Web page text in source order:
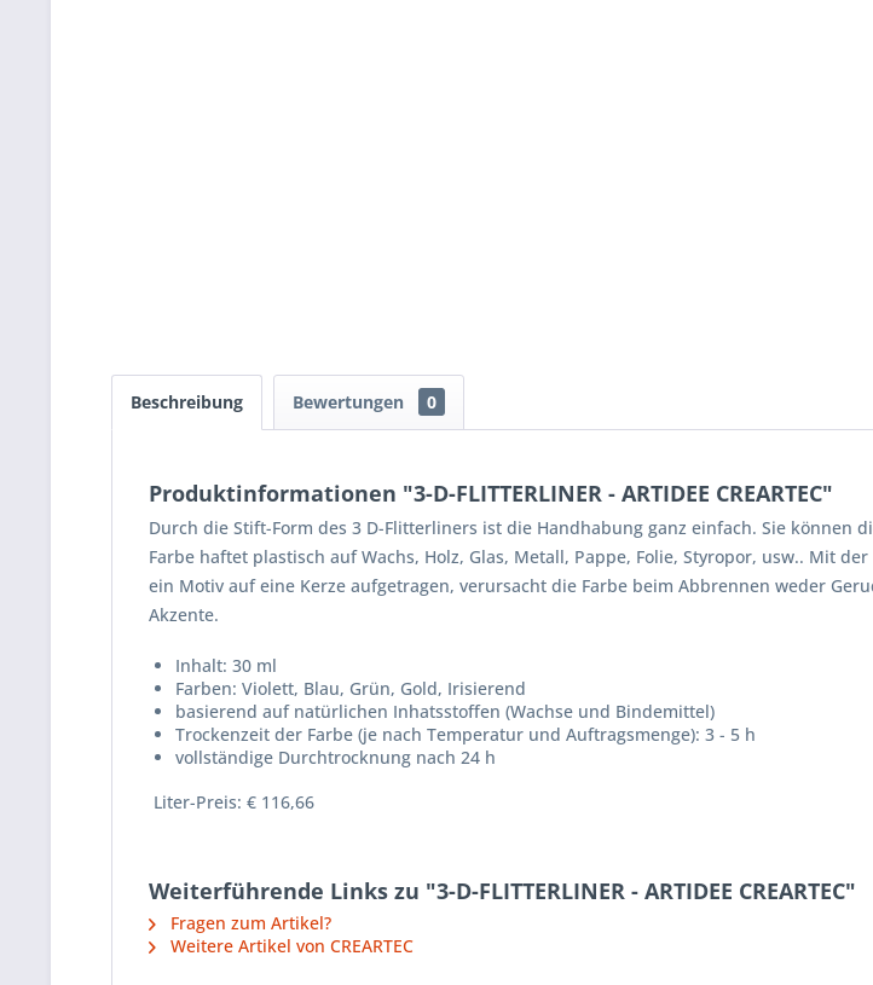
Beschreibung Bewertungen 0
Produktinformationen "3-D-FLITTERLINER - ARTIDEE CREARTEC"
Durch die Stift-Form des 3 D-Flitterliners ist die Handhabung ganz einfach. Sie
Farbe haftet plastisch auf Wachs, Holz, Glas, Metall, Pappe, Folie, Styropor, usw.. Mit
ein Motiv auf eine Kerze aufgetragen, verursacht die Farbe beim Abbrennen weder
Akzente.
Inhalt: 30 ml
Farben: Violett, Blau, Grün, Gold, Irisierend
basierend auf natürlichen Inhatsstoffen (Wachse und Bindemittel)
Trockenzeit der Farbe (je nach Temperatur und Auftragsmenge): 3 - 5 h
vollständige Durchtrocknung nach 24 h
Liter-Preis: € 116,66
Weiterführende Links zu "3-D-FLITTERLINER - ARTIDEE CREARTEC"
Fragen zum Artikel?
Weitere Artikel von CREARTEC